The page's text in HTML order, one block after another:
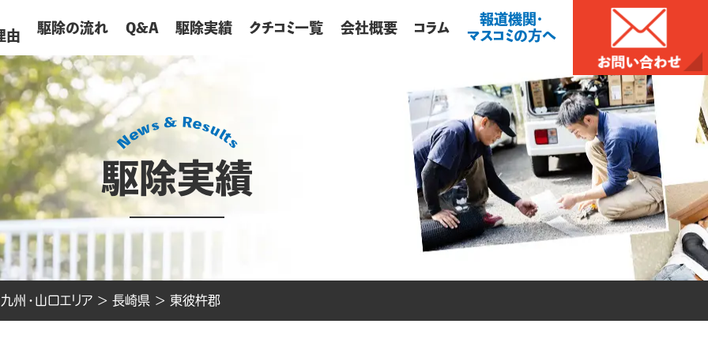
由
駆除の流れ Q&A 駆除実績 クチコミ一覧 会社概要 コラム
報道機関・
マスコミの方へ
駆除実績
九州・山口エリア > 長崎県 > 東彼杵郡